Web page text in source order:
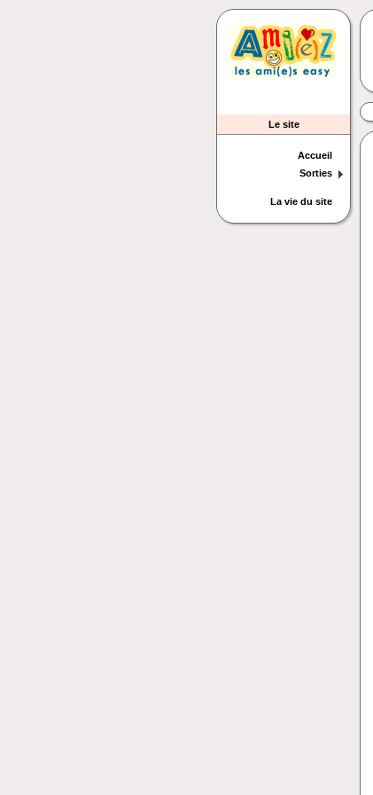
Le site
Accueil
Sorties
La vie du site